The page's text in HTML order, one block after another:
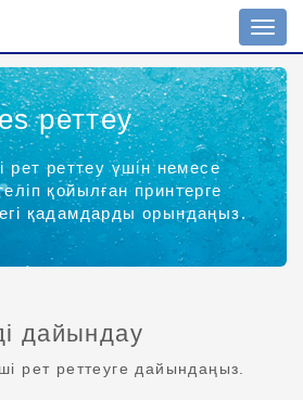
қосу
реттеу
рет реттеу үшін немесе
қойылған принтерге
қадамдарды орындаңыз.
дайындау
рет реттеуге дайындаңыз.